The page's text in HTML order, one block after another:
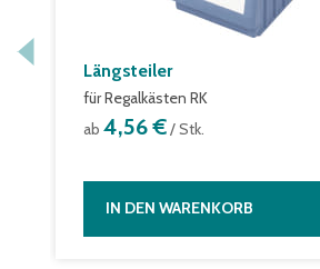
Längsteiler
für Regalkästen RK
ab 4,56 €/ Stk.
IN DEN WARENKORB